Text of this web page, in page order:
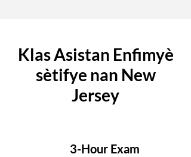
Klas Asistan Enfimyè
sètifye nan New
Jersey
3-Hour Exam